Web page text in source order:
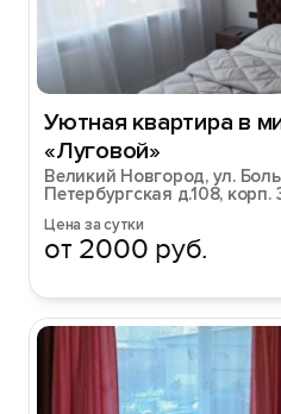
Уютная квартира в
«Луговой»
Великий Новгород, ул.
Петербургская д.108, корп.
Цена за сутки
от 2000 руб.